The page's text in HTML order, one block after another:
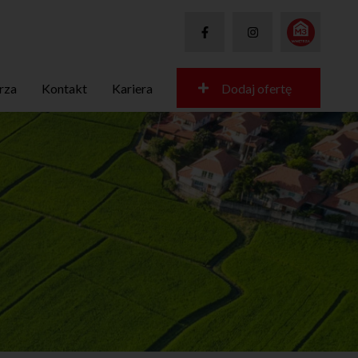
Kontakt Kariera Dodaj ofertę